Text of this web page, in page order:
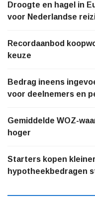
Droogte en hagel in
voor Nederlandse
Recordaanbod
keuze
Bedrag ineens
voor deelnemers en
Gemiddelde WOZ-
hoger
Starters kopen
hypotheekbedragen